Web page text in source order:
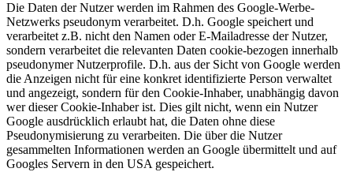
Die Daten der Nutzer werden im Rahmen des Google-Werbe-
Netzwerks pseudonym verarbeitet. D.h. Google speichert und
verarbeitet z.B. nicht den Namen oder E-Mailadresse der Nutzer,
sondern verarbeitet die relevanten Daten cookie-bezogen innerhalb
pseudonymer Nutzerprofile. D.h. aus der Sicht von Google werden
die Anzeigen nicht für eine konkret identifizierte Person verwaltet
und angezeigt, sondern für den Cookie-Inhaber, unabhängig davon
wer dieser Cookie-Inhaber ist. Dies gilt nicht, wenn ein Nutzer
Google ausdrücklich erlaubt hat, die Daten ohne diese
Pseudonymisierung zu verarbeiten. Die über die Nutzer
gesammelten Informationen werden an Google übermittelt und auf
Googles Servern in den USA gespeichert.